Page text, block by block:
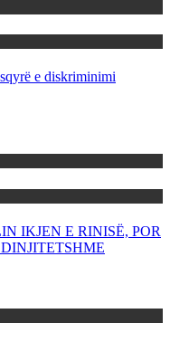
e diskriminimi
IKJEN E RINISË, POR